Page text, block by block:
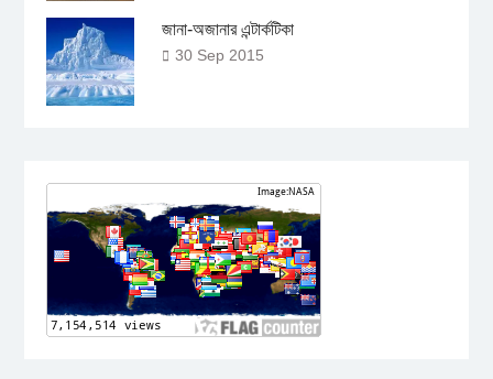
জানা-অজানার এন্টার্কটিকা
30 Sep 2015